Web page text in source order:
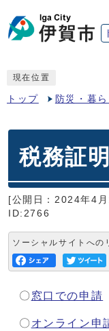
現在位置
トップ 防災・暮ら
税務証
[公開日：2024年4
ID:2766
ソーシャルサイトへの
〇 窓口での申請
〇 オンライン申